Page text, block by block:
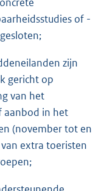
of -
zijn
gericht op
van het
aanbod in het
(november tot en
extra toeristen